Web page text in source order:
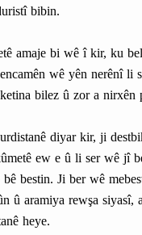
bibin.
amaje bi wê î kir, ku
wê yên nerênî
bilez û zor a nirxên
diyar kir, ji
ew e û li ser wê jî
bestin. Ji ber wê
û aramiya rewşa
heye.